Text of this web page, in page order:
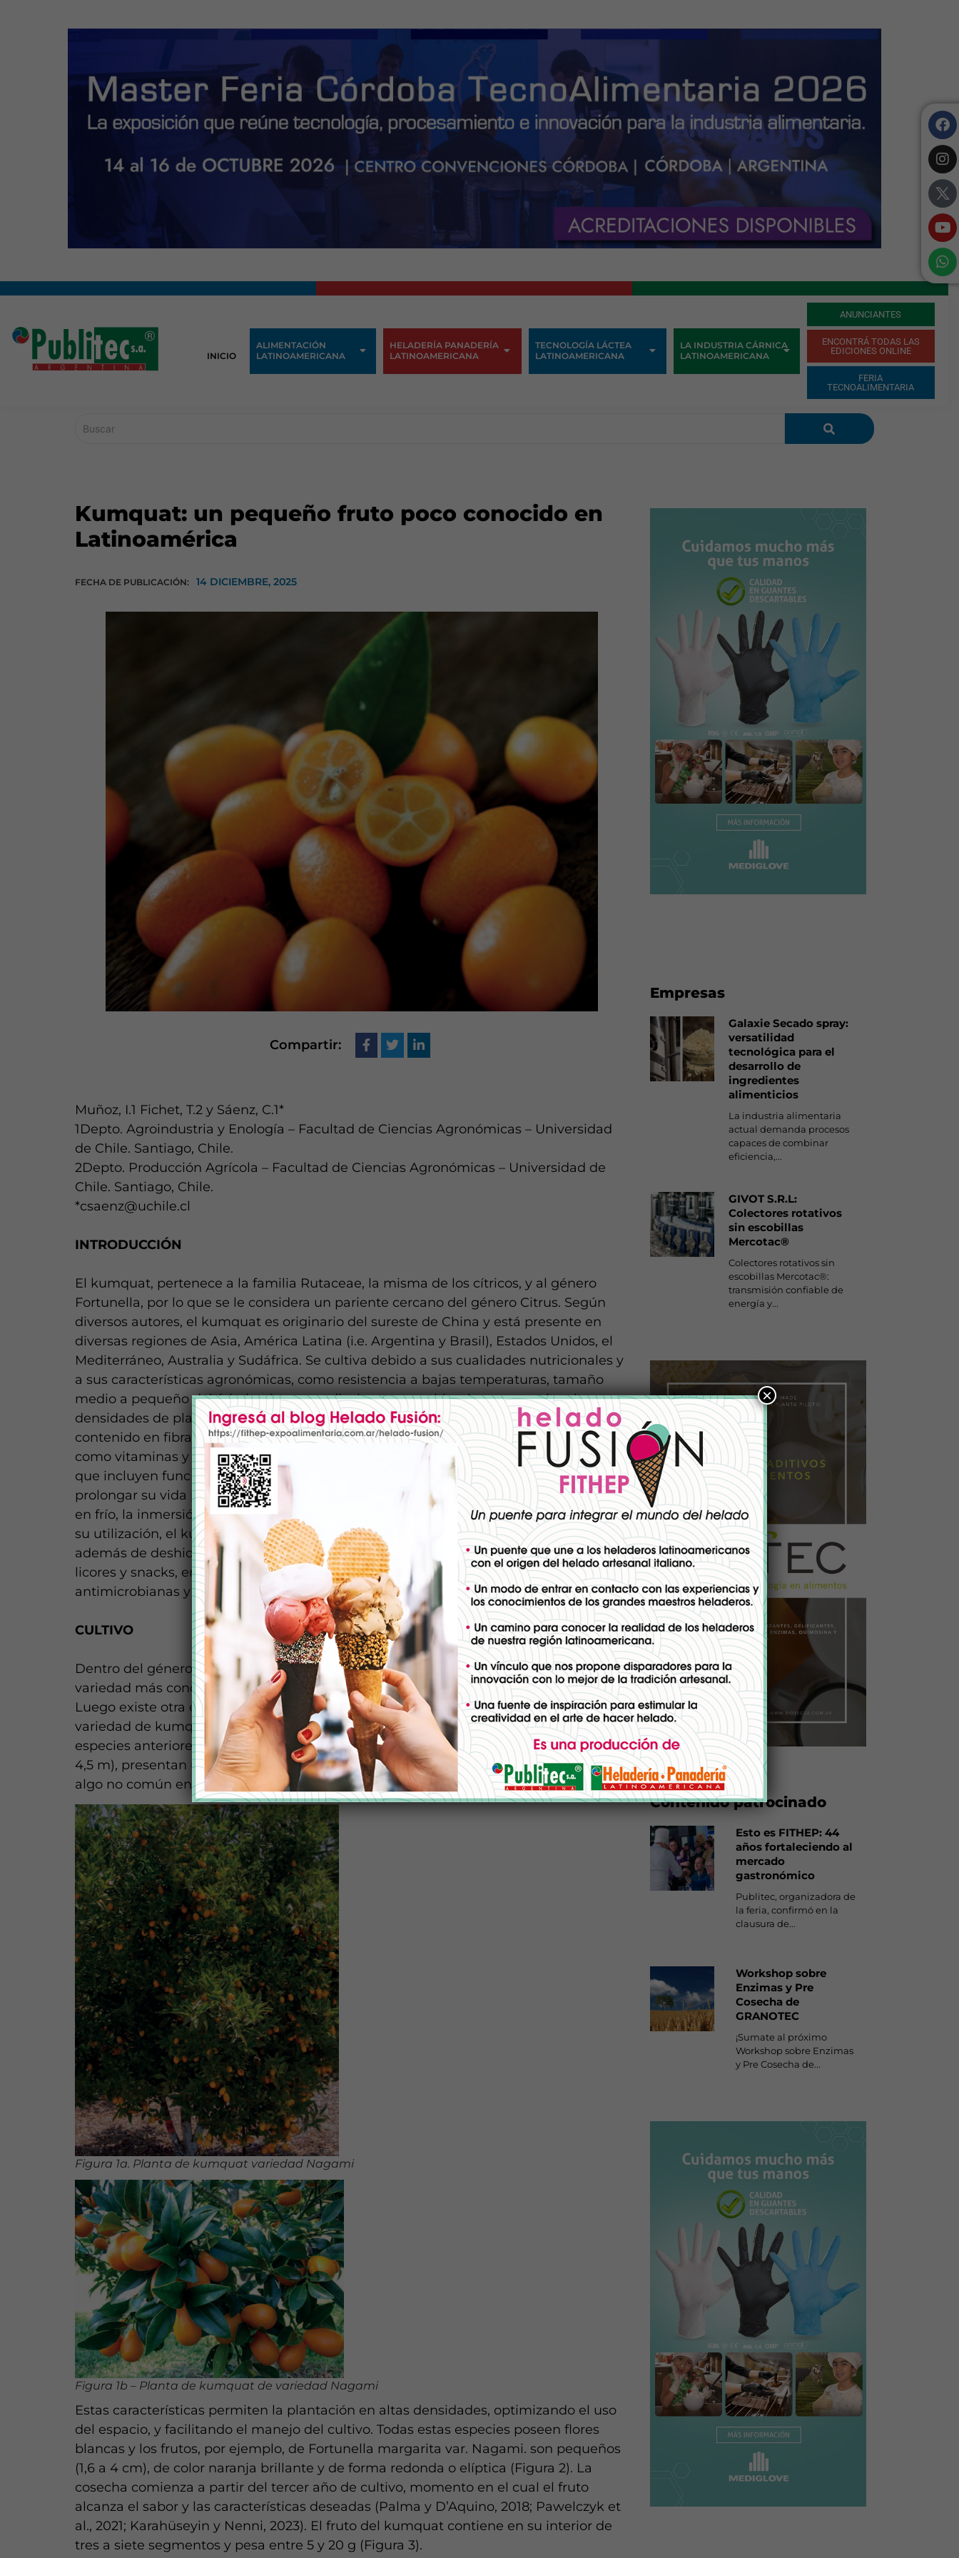
INICIO
ALIMENTACIÓN
LATINOAMERICANA
HELADERÍA PANADERÍA
LATINOAMERICANA
TECNOLOGÍA LÁCTEA
LATINOAMERICANA
LA INDUSTRIA CÁRNICA
LATINOAMERICANA
ANUNCIANTES
ENCONTRÁ TODAS LAS
EDICIONES ONLINE
FERIA
TECNOALIMENTARIA
Kumquat: un pequeño fruto poco conocido en
Latinoamérica
FECHA DE PUBLICACIÓN: 14 DICIEMBRE, 2025
Compartir:
Muñoz, I.1 Fichet, T.2 y Sáenz, C.1*
1Depto. Agroindustria y Enología – Facultad de Ciencias Agronómicas – Universidad
de Chile. Santiago, Chile.
2Depto. Producción Agrícola – Facultad de Ciencias Agronómicas – Universidad de
Chile. Santiago, Chile.
*csaenz@uchile.cl
INTRODUCCIÓN
El kumquat, pertenece a la familia Rutaceae, la misma de los cítricos, y al género
Fortunella, por lo que se le considera un pariente cercano del género Citrus. Según
diversos autores, el kumquat es originario del sureste de China y está presente en
diversas regiones de Asia, América Latina (i.e. Argentina y Brasil), Estados Unidos, el
Mediterráneo, Australia y Sudáfrica. Se cultiva debido a sus cualidades nutricionales y
a sus características agronómicas, como resistencia a bajas temperaturas, tamaño
medio a pequeño del árbol y sistema radical no competitivo, lo que permite altas
densidades de plantación. En la composición del fruto del kumquat se destaca su
contenido en fibra, carbohidratos, ácidos orgánicos, carotenoides y flavonoides, así
como vitaminas y minerales, por lo que posee propiedades beneficiosas para la salud,
que incluyen funciones antioxidantes, antimicrobianas y antiinflamatorias. A fin de
prolongar su vida postcosecha, se aplican diversas técnicas, como el almacenamiento
en frío, la inmersión en agua caliente y tratamientos con luz ultravioleta. En cuanto a
su utilización, el kumquat se consume principalmente en fresco y con cáscara,
además de deshidratado. También se utiliza en la elaboración de mermeladas, jugos,
licores y snacks, entre otros productos. Sus aceites esenciales, con propiedades
antimicrobianas y antivirales, se emplean en la industria alimentaria.
CULTIVO
Dentro del género Fortunella, existen dos especies, Fortunella margarita (L.) S. cuya
variedad más conocida es “Nagami”, las más ampliamente cultivada en el mundo.
Luego existe otra especie, Fortunella japónica Swing. var. Marumi. También está la
variedad de kumquat conocida como Meiwa, que se cree que es un hibrido de las dos
especies anteriores. Los árboles de estas especies de kumquat son pequeños (2,5 y
4,5 m), presentan una copa pequeña y compacta además de tener ramas sin espinas,
algo no común en cítricos (Figura 1a y 1b).
Figura 1a. Planta de kumquat variedad Nagami
Figura 1b – Planta de kumquat de variedad Nagami
Estas características permiten la plantación en altas densidades, optimizando el uso
del espacio, y facilitando el manejo del cultivo. Todas estas especies poseen flores
blancas y los frutos, por ejemplo, de Fortunella margarita var. Nagami. son pequeños
(1,6 a 4 cm), de color naranja brillante y de forma redonda o elíptica (Figura 2). La
cosecha comienza a partir del tercer año de cultivo, momento en el cual el fruto
alcanza el sabor y las características deseadas (Palma y D’Aquino, 2018; Pawelczyk et
al., 2021; Karahüseyin y Nenni, 2023). El fruto del kumquat contiene en su interior de
tres a siete segmentos y pesa entre 5 y 20 g (Figura 3).
Empresas
Galaxie Secado spray:
versatilidad
tecnológica para el
desarrollo de
ingredientes
alimenticios
La industria alimentaria
actual demanda procesos
capaces de combinar
eficiencia,...
GIVOT S.R.L:
Colectores rotativos
sin escobillas
Mercotac®
Colectores rotativos sin
escobillas Mercotac®:
transmisión confiable de
energía y...
Contenido patrocinado
Esto es FITHEP: 44
años fortaleciendo al
mercado
gastronómico
Publitec, organizadora de
la feria, confirmó en la
clausura de...
Workshop sobre
Enzimas y Pre
Cosecha de
GRANOTEC
¡Sumate al próximo
Workshop sobre Enzimas
y Pre Cosecha de...
×